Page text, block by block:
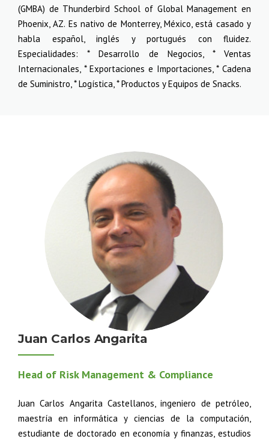
(GMBA) de Thunderbird School of Global Management en
Phoenix, AZ. Es nativo de Monterrey, México, está casado y
habla español, inglés y portugués con fluidez.
Especialidades: * Desarrollo de Negocios, * Ventas
Internacionales, * Exportaciones e Importaciones, * Cadena
de Suministro, * Logística, * Productos y Equipos de Snacks.
Juan Carlos Angarita
Head of Risk Management & Compliance
Juan Carlos Angarita Castellanos, ingeniero de petróleo,
maestría en informática y ciencias de la computación,
estudiante de doctorado en economía y finanzas, estudios